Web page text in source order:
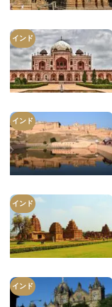
インド
インド
インド
インド